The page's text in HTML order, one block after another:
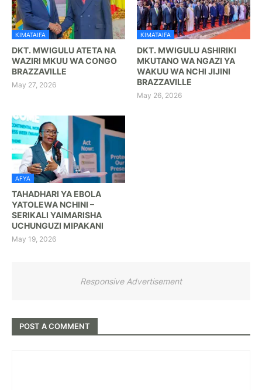
KIMATAIFA
DKT. MWIGULU ATETA NA
WAZIRI MKUU WA CONGO
BRAZZAVILLE
May 27, 2026
KIMATAIFA
DKT. MWIGULU ASHIRIKI
MKUTANO WA NGAZI YA
WAKUU WA NCHI JIJINI
BRAZZAVILLE
May 26, 2026
AFYA
TAHADHARI YA EBOLA
YATOLEWA NCHINI –
SERIKALI YAIMARISHA
UCHUNGUZI MIPAKANI
May 19, 2026
Responsive Advertisement
POST A COMMENT